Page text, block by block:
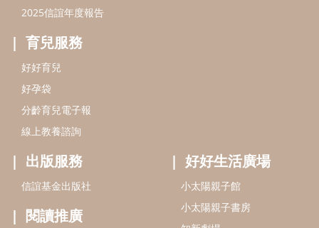
信誼基金出版社
閱讀推廣
Bookstart閱讀起步走
信誼幼兒文學獎
信誼兒童動畫獎
小袋鼠說故事劇團
service@hsin-yi.org.tw
信誼好好育兒
小太陽親子書房
(02)2396-5305轉2345 (週一～週五 9:00～18:00)